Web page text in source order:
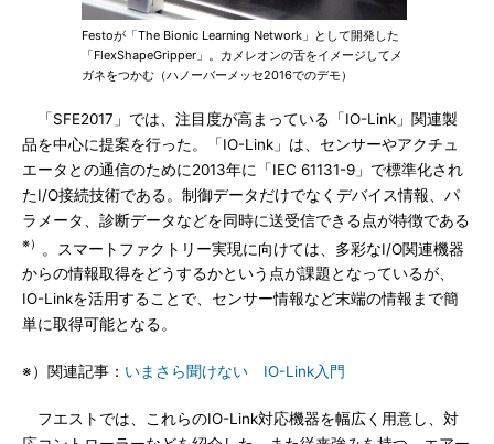
Festoが「The Bionic Learning Network」として開発した
「FlexShapeGripper」。カメレオンの舌をイメージしてメ
ガネをつかむ（ハノーバーメッセ2016でのデモ）
「SFE2017」では、注目度が高まっている「IO-Link」関連製
品を中心に提案を行った。「IO-Link」は、センサーやアクチュ
エータとの通信のために2013年に「IEC 61131-9」で標準化され
たI/O接続技術である。制御データだけでなくデバイス情報、パ
ラメータ、診断データなどを同時に送受信できる点が特徴である
※）
。スマートファクトリー実現に向けては、多彩なI/O関連機器
からの情報取得をどうするかという点が課題となっているが、
IO-Linkを活用することで、センサー情報など末端の情報まで簡
単に取得可能となる。
※）関連記事： いまさら聞けない IO-Link入門
フエストでは、これらのIO-Link対応機器を幅広く用意し、対